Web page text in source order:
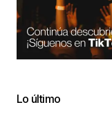
Lo último